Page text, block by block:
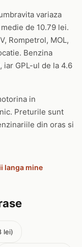
variaza
de 10.79 lei.
Rompetrol, MOL,
Benzina
GPL-ul de la 4.6
in
Preturile sunt
din oras si
langa mine
lei)